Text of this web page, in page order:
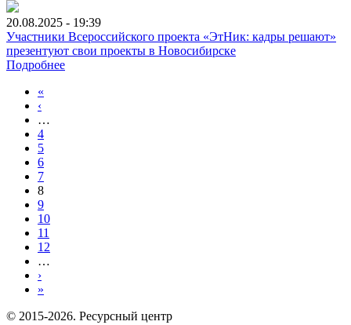
20.08.2025 - 19:39
Участники Всероссийского проекта «ЭтНик: кадры решают»
презентуют свои проекты в Новосибирске
Подробнее
«
‹
…
4
5
6
7
8
9
10
11
12
…
›
»
© 2015-2026. Ресурсный центр